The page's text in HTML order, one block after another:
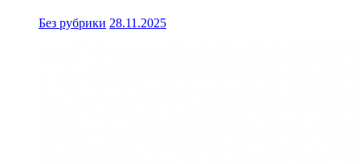
Без рубрики 28.11.2025